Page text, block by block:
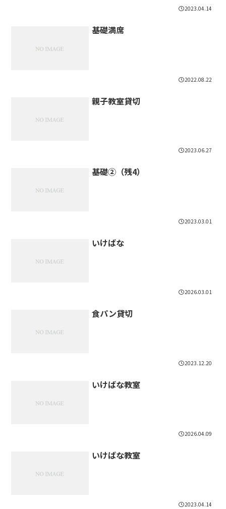
2023.04.14
基礎満席
2022.08.22
親子教室貸切
2023.06.27
基礎②（残4）
2023.03.01
いけばな
2026.03.01
食パン貸切
2023.12.20
いけばな教室
2026.04.09
いけばな教室
2023.04.14